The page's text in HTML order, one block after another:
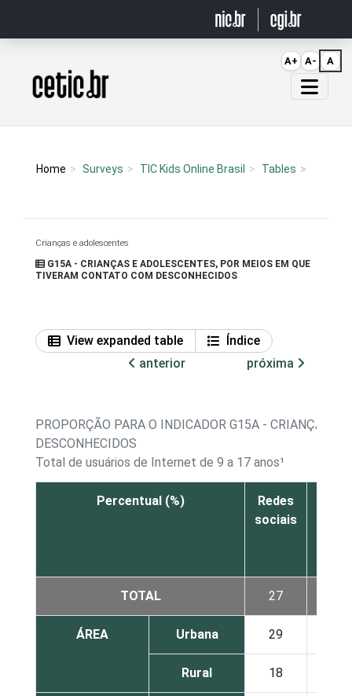
Página inicial
Home Surveys TIC Kids Online Brasil Tables
Crianças e adolescentes
G15A - CRIANÇAS E ADOLESCENTES, POR MEIOS EM QUE
TIVERAM CONTATO COM DESCONHECIDOS
View expanded table
Índice
anterior
próxima
PROPORÇÃO PARA O INDICADOR G15A - CRIANÇAS
DESCONHECIDOS
Total de usuários de Internet de 9 a 17 anos¹
Percentual (%)
Redes
sociais
TOTAL 27
ÁREA Urbana 29
Rural 18
A+ A- A